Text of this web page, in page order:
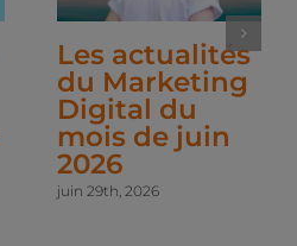
Les actualités
du Marketing
Digital du
mois de juin
2026
juin 29th, 2026